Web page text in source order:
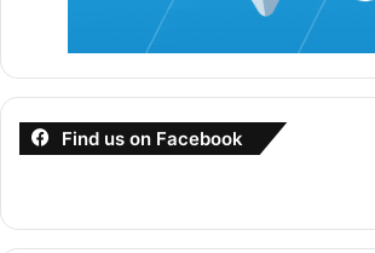
Salah faham terhadap surat perjanjian
Apa itu duti setem
Jenis Duti
Adjudikasi Surat Cara
Kaedah Penyeteman
Penalti
Find us on Facebook